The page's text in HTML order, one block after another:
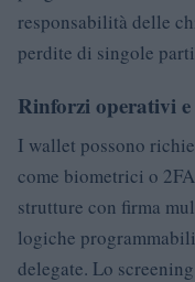
responsabilità delle
perdite di singole
Rinforzi operativi
I wallet possono
come biometrici o
strutture con firma
logiche
delegate. Lo